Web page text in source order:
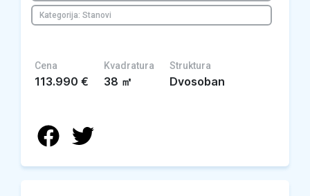
Kategorija: Stanovi
Cena
113.990 €
Kvadratura
38 ㎡
Struktura
Dvosoban